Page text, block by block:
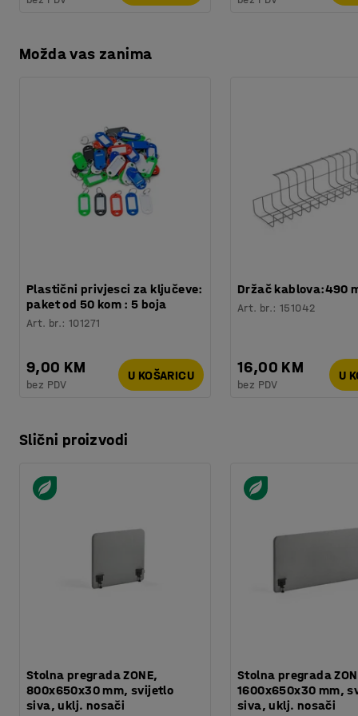
Možda vas zanima
Plastični privjesci za ključeve:
paket od 50 kom : 5 boja
Art. br.:101271
9,00 KM
bez PDV
U KOŠARICU
Držač kablova:490
Art. br.:151042
16,00 KM
bez PDV
U
Slični proizvodi
Stolna pregrada ZONE,
800x650x30 mm, svijetlo
siva, uklj. nosači
Stolna pregrada
1600x650x30 mm,
siva, uklj. nosači